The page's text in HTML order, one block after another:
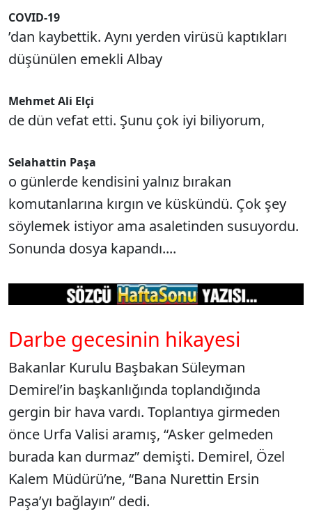
COVID-19
’dan kaybettik. Aynı yerden virüsü kaptıkları
düşünülen emekli Albay
Mehmet Ali Elçi
de dün vefat etti. Şunu çok iyi biliyorum,
Selahattin Paşa
o günlerde kendisini yalnız bırakan
komutanlarına kırgın ve küskündü. Çok şey
söylemek istiyor ama asaletinden susuyordu.
Sonunda dosya kapandı....
Darbe gecesinin hikayesi
Bakanlar Kurulu Başbakan Süleyman
Demirel’in başkanlığında toplandığında
gergin bir hava vardı. Toplantıya girmeden
önce Urfa Valisi aramış, “Asker gelmeden
burada kan durmaz” demişti. Demirel, Özel
Kalem Müdürü’ne, “Bana Nurettin Ersin
Paşa’yı bağlayın” dedi.